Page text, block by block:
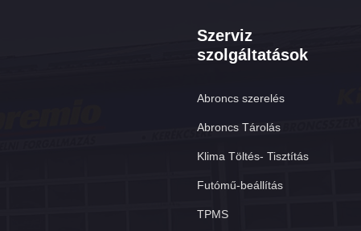
Szerviz
szolgáltatások
Abroncs szerelés
Abroncs Tárolás
Klima Töltés- Tisztítás
Futómű-beállítás
TPMS